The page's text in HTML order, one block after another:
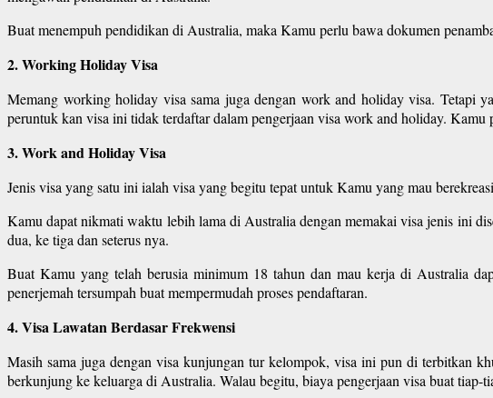
Buat menempuh pendidikan di Australia, maka Kamu perlu bawa dokumen
2. Working Holiday Visa
Memang working holiday visa sama juga dengan work and holiday visa. Tetapi
peruntuk kan visa ini tidak terdaftar dalam pengerjaan visa work and holiday.
3. Work and Holiday Visa
Jenis visa yang satu ini ialah visa yang begitu tepat untuk Kamu yang mau
Kamu dapat nikmati waktu lebih lama di Australia dengan memakai visa jenis ini
dua, ke tiga dan seterus nya.
Buat Kamu yang telah berusia minimum 18 tahun dan mau kerja di Australia
penerjemah tersumpah buat mempermudah proses pendaftaran.
4. Visa Lawatan Berdasar Frekwensi
Masih sama juga dengan visa kunjungan tur kelompok, visa ini pun di terbitkan
berkunjung ke keluarga di Australia. Walau begitu, biaya pengerjaan visa buat tiap-